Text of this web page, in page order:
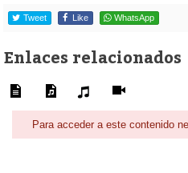
Tweet Like WhatsApp
Enlaces relacionados
Para acceder a este contenido